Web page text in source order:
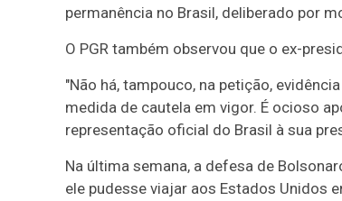
permanência no Brasil, deliberado por
O PGR também observou que o ex-
"Não há, tampouco, na petição,
medida de cautela em vigor. É ocioso
representação oficial do Brasil à sua
Na última semana, a defesa de
ele pudesse viajar aos Estados Unidos